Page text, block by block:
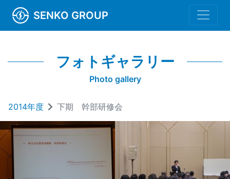
SENKO GROUP
フォトギャラリー
Photo gallery
2014年度 下期 幹部研修会